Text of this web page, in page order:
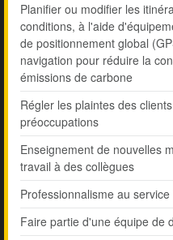
Planifier ou modifier les
conditions, à l'aide
de positionnement global
navigation pour réduire la
émissions de carbone
Régler les plaintes des
préoccupations
Enseignement de nouvelles
travail à des collègues
Professionnalisme au
Faire partie d'une équipe de